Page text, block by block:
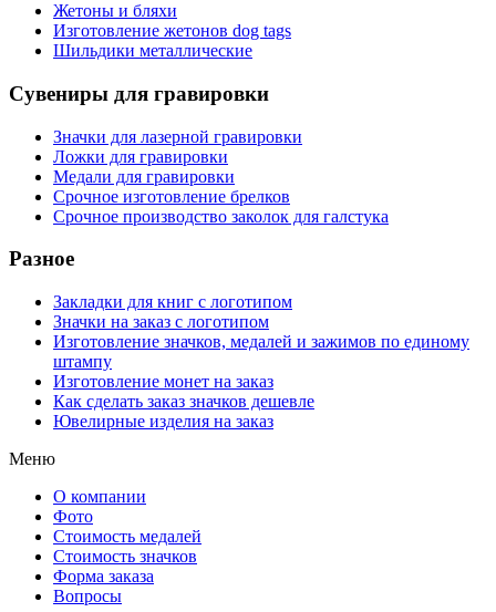
Жетоны и бляхи
Изготовление жетонов dog tags
Шильдики металлические
Сувениры для гравировки
Значки для лазерной гравировки
Ложки для гравировки
Медали для гравировки
Срочное изготовление брелков
Срочное производство заколок для галстука
Разное
Закладки для книг с логотипом
Значки на заказ с логотипом
Изготовление значков, медалей и зажимов по единому
штампу
Изготовление монет на заказ
Как сделать заказ значков дешевле
Ювелирные изделия на заказ
Меню
О компании
Фото
Стоимость медалей
Стоимость значков
Форма заказа
Вопросы